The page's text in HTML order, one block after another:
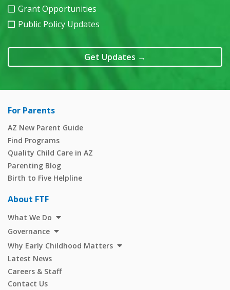
Grant Opportunities
Public Policy Updates
Get Updates →
For Parents
AZ New Parent Guide
Find Programs
Quality Child Care in AZ
Parenting Blog
Birth to Five Helpline
About FTF
What We Do
Governance
Why Early Childhood Matters
Latest News
Careers & Staff
Contact Us